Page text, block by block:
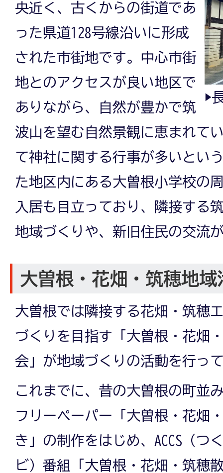
▶
央近く、古くからの街道であ
った県道128号線沿いに形成
された市街地です。中心市街
地とのアクセスが良い地区で
ありながら、自然が豊かで筑
波山を望む自然景観に恵まれて
て神社に関する行事が多いとい
た地区内にある大曽根小学校の
入居も目立っており、隣接する
地域づくりや、新旧住民の交流
大曽根・花畑・筑穂地
大曽根では隣接する花畑・筑穂
づくりを目指す「大曽根・花畑
会」が地域づくりの活動を行っ
これまでに、昔の大曽根の町並
フリーペーパー「大曽根・花畑・
き」の制作をはじめ、ACCS（つ
ビ）番組「大曽根・花畑・筑穂